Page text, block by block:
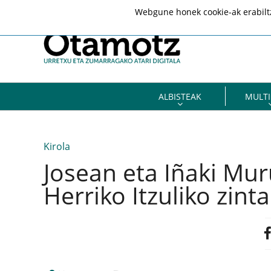
ALBISTEAK
Kirola
Josean eta Iñaki
Herriko Itzuliko zinta
Webgune honek cookie-ak